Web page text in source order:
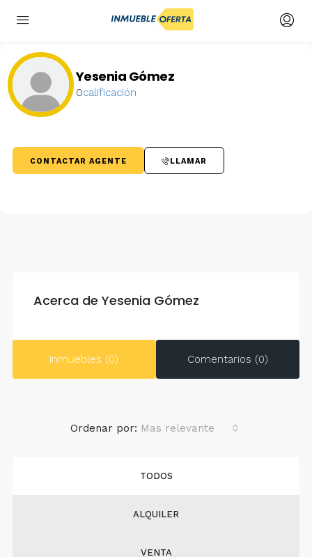
Yesenia Gómez
0calificación
CONTACTAR AGENTE LLAMAR
Acerca de Yesenia Gómez
Inmuebles (0) Comentarios (0)
TODOS
ALQUILER
VENTA
Ordenar por: Mas relevante